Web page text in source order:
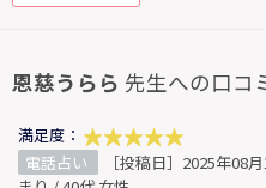
恩慈うらら 先生への口コ
満足度：
電話占い
［投稿日］2025年08